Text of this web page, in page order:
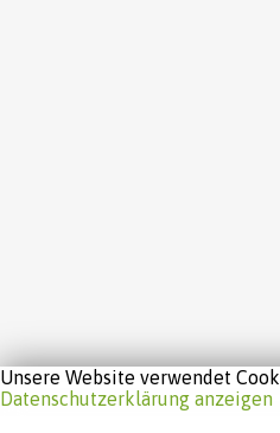
Unsere Website verwendet
Datenschutzerklärung anzeigen